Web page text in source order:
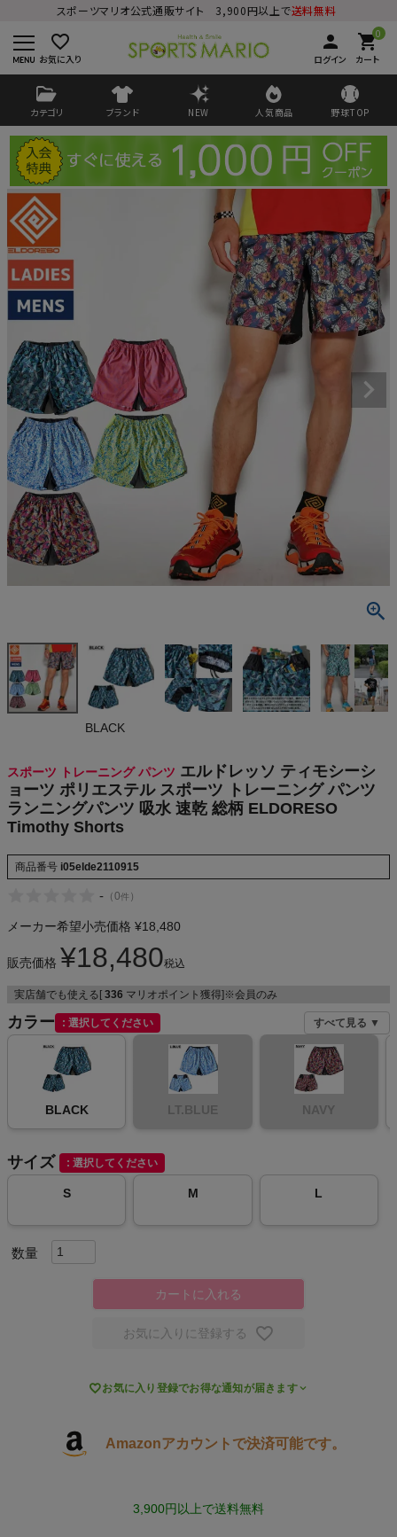
スポーツマリオ公式通販サイト 3,900円以上で送料無料
favorite_border
お気に入り
person
ログイン
0
shopping_cart
カート
カテゴリ ブランド NEW 人気商品 野球TOP
ログイン
ようこそ ゲスト 様
商品が見つからない方はこちら
最近閲覧した商品
エステル ス
ポーツ トレ
ーニング パ
ンツ ランニン
グパンツ 吸
Timothy Sh
orts
(税込)
THE NORTH FACE
NIKE
CHUMS
もっと見る
メンズカジュアルウェア
レディースカジュアルウェア
メンズスポーツウェア
レディーススポーツウェア
スポーツシューズ
BLACK
スポーツ トレーニング パンツ エルドレッソ ティモシーシ
ョーツ ポリエステル スポーツ トレーニング パンツ
ランニングパンツ 吸水 速乾 総柄 ELDORESO
Timothy Shorts
商品番号 i05elde2110915
- （0件 ）
メーカー希望小売価格 ¥18,480
販売価格 ¥18,480税込
実店舗でも使える[ 336 マリオポイント獲得]※会員のみ
カラー 選択してください すべて見る ▼
BLACK LT.BLUE NAVY
サイズ 選択してください
S M L
カートに入れる
お気に入りに登録する
お気に入り登録でお得な通知が届きます
Amazonアカウントで決済可能です。
3,900円以上で送料無料